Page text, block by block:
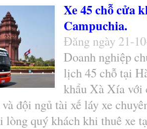
Xe 45 chỗ cửa
Campuchia.
Đăng ngày 21-
Doanh nghiệp
lịch 45 chỗ tại
khẩu Xà Xía với
đội ngủ tài xế láy xe
lòng quý khách khi thuê xe